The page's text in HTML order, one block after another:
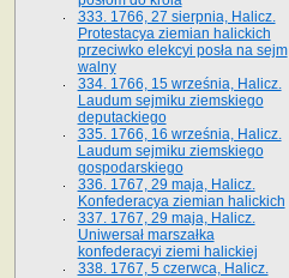
333. 1766, 27 sierpnia, Halicz.
Protestacya ziemian halickich
przeciwko elekcyi posła na sejm
walny
334. 1766, 15 września, Halicz.
Laudum sejmiku ziemskiego
deputackiego
335. 1766, 16 września, Halicz.
Laudum sejmiku ziemskiego
gospodarskiego
336. 1767, 29 maja, Halicz.
Konfederacya ziemian halickich
337. 1767, 29 maja, Halicz.
Uniwersał marszałka
konfederacyi ziemi halickiej
338. 1767, 5 czerwca, Halicz.